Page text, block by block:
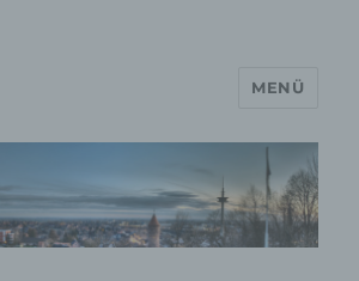
Porten Beratung
MENÜ